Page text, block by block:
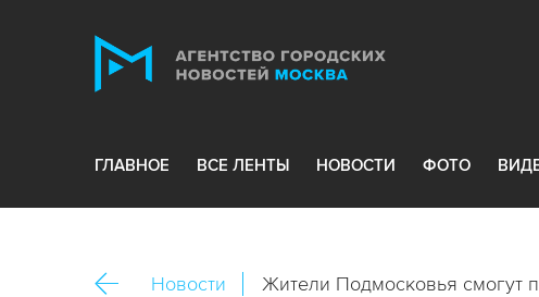
ГЛАВНОЕ ВСЕ ЛЕНТЫ НОВОСТИ ФОТО
Новости Жители Подмосковья смогут